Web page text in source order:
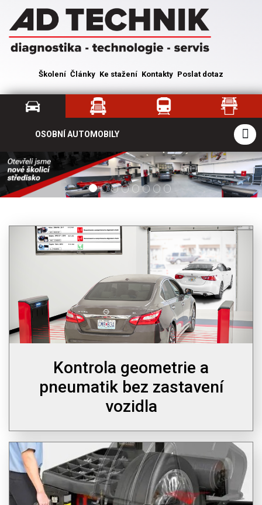
Školení Články Ke stažení Kontakty Poslat dotaz
OSOBNÍ AUTOMOBILY
Kontrola geometrie a
pneumatik bez zastavení
vozidla